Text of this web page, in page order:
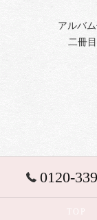
アルバ
二冊
0120-